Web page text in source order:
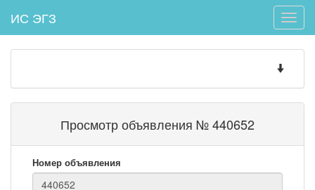
Toggle
ИС ЭГЗ
Toggle
Просмотр объявления № 440652
Номер объявления